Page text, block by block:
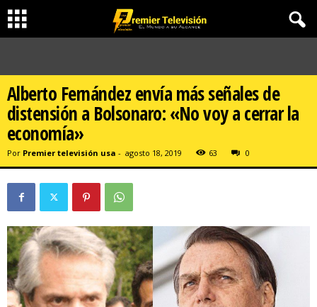
Alberto Fernández envía más señales de
distensión a Bolsonaro: «No voy a cerrar la
economía»
Por Premier televisión usa - agosto 18, 2019 63 0